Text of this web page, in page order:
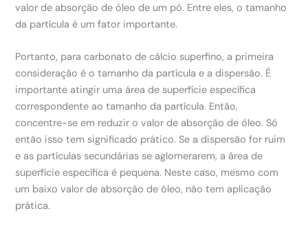
valor de absorção de óleo de um pó. Entre eles, o tamanho
da partícula é um fator importante.
Portanto, para carbonato de cálcio superfino, a primeira
consideração é o tamanho da partícula e a dispersão. É
importante atingir uma área de superfície específica
correspondente ao tamanho da partícula. Então,
concentre-se em reduzir o valor de absorção de óleo. Só
então isso tem significado prático. Se a dispersão for ruim
e as partículas secundárias se aglomerarem, a área de
superfície específica é pequena. Neste caso, mesmo com
um baixo valor de absorção de óleo, não tem aplicação
prática.